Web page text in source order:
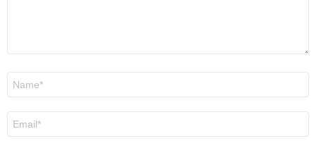
electrónico